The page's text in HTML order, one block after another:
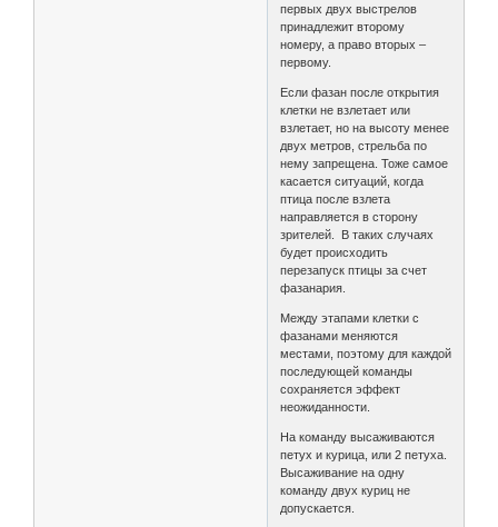
первых двух выстрелов
принадлежит второму
номеру, а право вторых –
первому.
Если фазан после открытия
клетки не взлетает или
взлетает, но на высоту менее
двух метров, стрельба по
нему запрещена. Тоже самое
касается ситуаций, когда
птица после взлета
направляется в сторону
зрителей. В таких случаях
будет происходить
перезапуск птицы за счет
фазанария.
Между этапами клетки с
фазанами меняются
местами, поэтому для каждой
последующей команды
сохраняется эффект
неожиданности.
На команду высаживаются
петух и курица, или 2 петуха.
Высаживание на одну
команду двух куриц не
допускается.